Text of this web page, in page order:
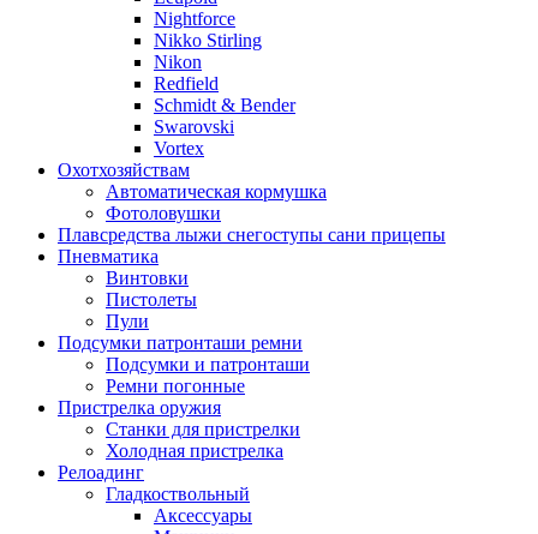
Nightforce
Nikko Stirling
Nikon
Redfield
Schmidt & Bender
Swarovski
Vortex
Охотхозяйствам
Автоматическая кормушка
Фотоловушки
Плавсредства лыжи снегоступы сани прицепы
Пневматика
Винтовки
Пистолеты
Пули
Подсумки патронташи ремни
Подсумки и патронташи
Ремни погонные
Пристрелка оружия
Станки для пристрелки
Холодная пристрелка
Релоадинг
Гладкоствольный
Аксессуары